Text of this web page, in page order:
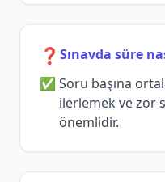
❓ Sınavda süre
Soru başına
ilerlemek ve zor
önemlidir.